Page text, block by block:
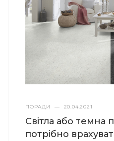
ПОРАДИ — 20.04.2021
Світла або темна
потрібно